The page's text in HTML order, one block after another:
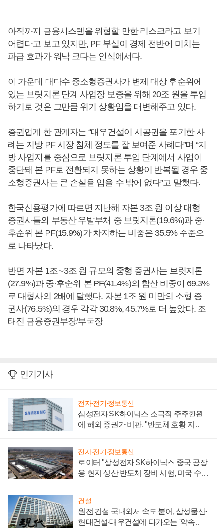
아직까지 금융시스템을 위협할 만한 리스크라고 보기
어렵다고 보고 있지만, PF 부실이 경제 전반에 미치는
파급 효과가 워낙 크다는 인식에서다.
이 가운데 대다수 중소형증권사가 변제 대상 후순위에
있는 브릿지론 단계 사업장 보증을 위해 20조 원을 투입
하기로 것은 그만큼 위기 상황임을 대변해주고 있다.
증권업계 한 관계자는 “대우건설이 시공권을 포기한 사
례는 지방 PF 시장 침체 정도를 잘 보여준 사례다”며 “지
방 사업지를 중심으로 브릿지론 투입 단계에서 사업이
중단돼 본 PF로 전환되지 못하는 상황이 반복될 경우 중
소형증권사는 큰 손실을 입을 수 밖에 없다”고 말했다.
한국신용평가에 따르면 지난해 자본 3조 원 이상 대형
증권사들의 부동산 우발부채 중 브릿지론(19.6%)과 중·
후순위 본 PF(15.9%)가 차지하는 비중은 35.5% 수준으
로 나타났다.
반면 자본 1조∼3조 원 규모의 중형 증권사는 브릿지론
(27.9%)과 중·후순위 본 PF(41.4%)의 합산 비중이 69.3%
로 대형사의 2배에 달했다. 자본 1조 원 미만의 소형 증
권사(76.5%)의 경우 각각 30.8%, 45.7%로 더 높았다. 조
태진 금융증권부장/부국장
인기기사
전자·전기·정보통신
삼성전자 SK하이닉스 소극적 주주환원
에 해외 증권가 비판, "반도체 호황 지속
전자·전기·정보통신
로이터 "삼성전자 SK하이닉스 중국 공장
용 현지 생산 반도체 장비 시험, 미국 수출
건설
원전 건설 국내외서 속도 붙어, 삼성물산·
현대건설·대우건설에 다가오는 '약속의